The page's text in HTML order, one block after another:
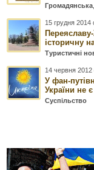
Громадянська
15 грудня 2014
історичну
Туристичні
14 червня 2012
У фан-
України не
Суспільство